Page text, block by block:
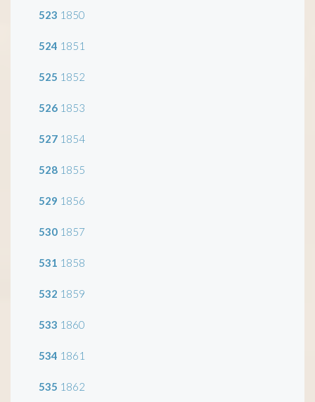
523 1850
524 1851
525 1852
526 1853
527 1854
528 1855
529 1856
530 1857
531 1858
532 1859
533 1860
534 1861
535 1862